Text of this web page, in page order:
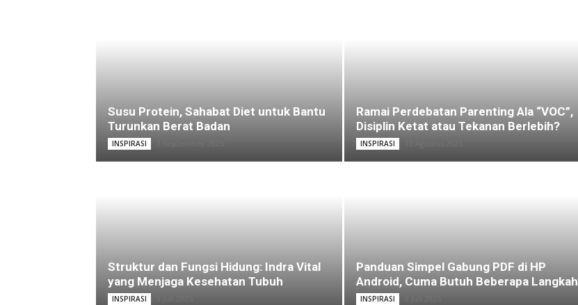
Susu Protein, Sahabat Diet untuk Bantu
Turunkan Berat Badan
INSPIRASI
Ramai Perdebatan Parenting Ala “VOC”,
Disiplin Ketat atau Tekanan Berlebih?
INSPIRASI
Struktur dan Fungsi Hidung: Indra Vital
yang Menjaga Kesehatan Tubuh
INSPIRASI
Panduan Simpel Gabung PDF di HP
Android, Cuma Butuh Beberapa Langkah
INSPIRASI